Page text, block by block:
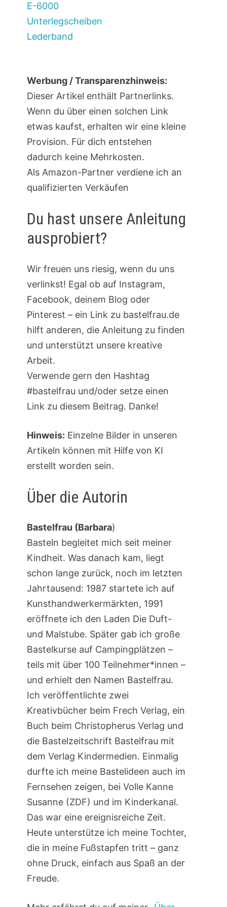
E-6000
Unterlegscheiben
Lederband
Werbung / Transparenzhinweis:
Dieser Artikel enthält Partnerlinks.
Wenn du über einen solchen Link
etwas kaufst, erhalten wir eine kleine
Provision. Für dich entstehen
dadurch keine Mehrkosten.
Als Amazon-Partner verdiene ich an
qualifizierten Verkäufen
Du hast unsere Anleitung
ausprobiert?
Wir freuen uns riesig, wenn du uns
verlinkst! Egal ob auf Instagram,
Facebook, deinem Blog oder
Pinterest – ein Link zu bastelfrau.de
hilft anderen, die Anleitung zu finden
und unterstützt unsere kreative
Arbeit.
Verwende gern den Hashtag
#bastelfrau und/oder setze einen
Link zu diesem Beitrag. Danke!
Hinweis: Einzelne Bilder in unseren
Artikeln können mit Hilfe von KI
erstellt worden sein.
Über die Autorin
Bastelfrau (Barbara)
Basteln begleitet mich seit meiner
Kindheit. Was danach kam, liegt
schon lange zurück, noch im letzten
Jahrtausend: 1987 startete ich auf
Kunsthandwerkermärkten, 1991
eröffnete ich den Laden Die Duft-
und Malstube. Später gab ich große
Bastelkurse auf Campingplätzen –
teils mit über 100 Teilnehmer*innen –
und erhielt den Namen Bastelfrau.
Ich veröffentlichte zwei
Kreativbücher beim Frech Verlag, ein
Buch beim Christopherus Verlag und
die Bastelzeitschrift Bastelfrau mit
dem Verlag Kindermedien. Einmalig
durfte ich meine Bastelideen auch im
Fernsehen zeigen, bei Volle Kanne
Susanne (ZDF) und im Kinderkanal.
Das war eine ereignisreiche Zeit.
Heute unterstütze ich meine Tochter,
die in meine Fußstapfen tritt – ganz
ohne Druck, einfach aus Spaß an der
Freude.